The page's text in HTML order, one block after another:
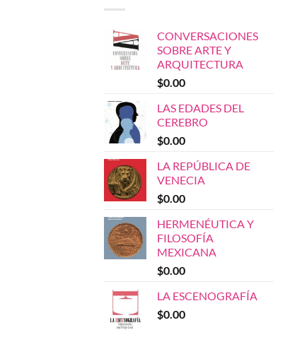
CONVERSACIONES
SOBRE ARTE Y
ARQUITECTURA
$0.00
LAS EDADES DEL
CEREBRO
$0.00
LA REPÚBLICA DE
VENECIA
$0.00
HERMENÉUTICA Y
FILOSOFÍA
MEXICANA
$0.00
LA ESCENOGRAFÍA
$0.00